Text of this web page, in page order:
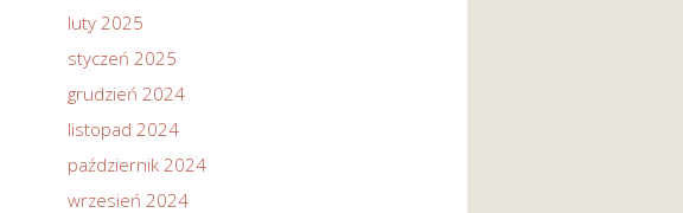
luty 2025
styczeń 2025
grudzień 2024
listopad 2024
październik 2024
wrzesień 2024